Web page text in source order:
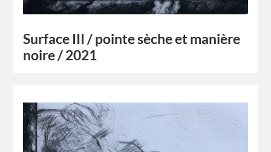
Surface III / pointe sèche et manière
noire / 2021